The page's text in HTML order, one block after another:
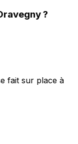
?
fait sur place à